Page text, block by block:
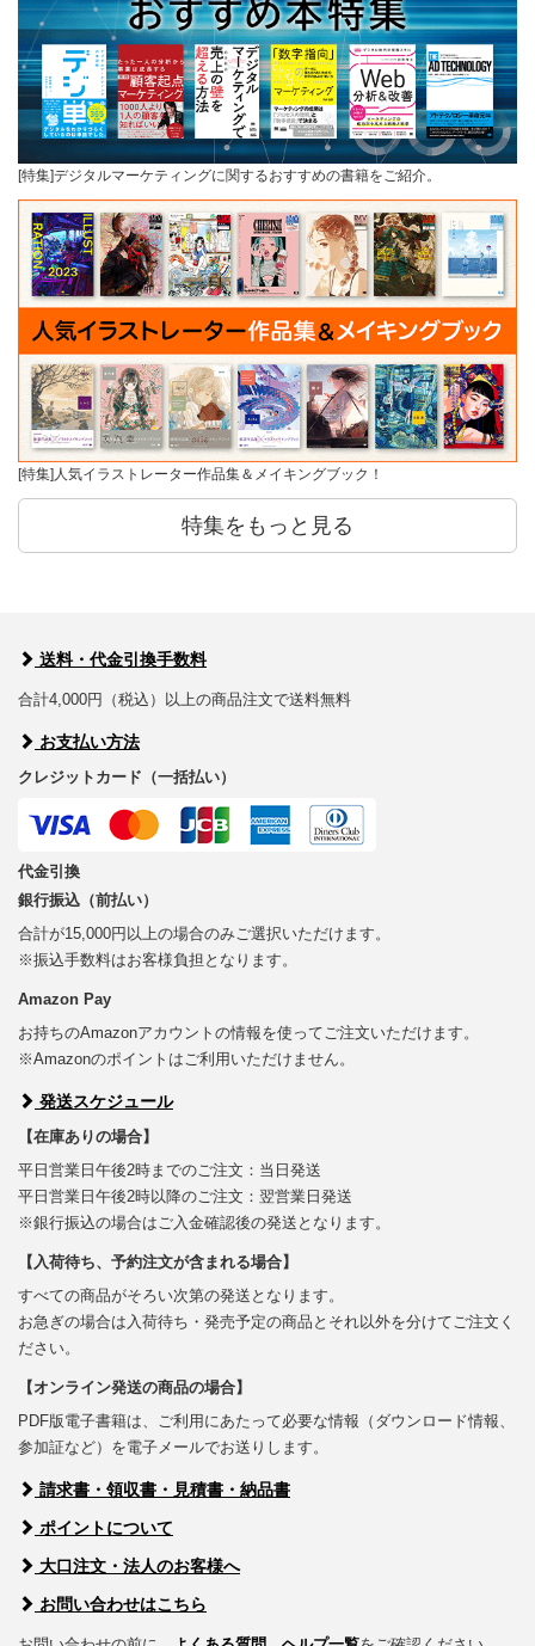
[特集]デジタルマーケティングに関するおすすめの書籍をご紹介。
[特集]人気イラストレーター作品集＆メイキングブック！
特集をもっと見る
送料・代金引換手数料
合計4,000円（税込）以上の商品注文で送料無料
お支払い方法
クレジットカード（一括払い）
代金引換
銀行振込（前払い）
合計が15,000円以上の場合のみご選択いただけます。
※振込手数料はお客様負担となります。
Amazon Pay
お持ちのAmazonアカウントの情報を使ってご注文いただけます。
※Amazonのポイントはご利用いただけません。
発送スケジュール
【在庫ありの場合】
平日営業日午後2時までのご注文：当日発送
平日営業日午後2時以降のご注文：翌営業日発送
※銀行振込の場合はご入金確認後の発送となります。
【入荷待ち、予約注文が含まれる場合】
すべての商品がそろい次第の発送となります。
お急ぎの場合は入荷待ち・発売予定の商品とそれ以外を分けてご注文く
ださい。
【オンライン発送の商品の場合】
PDF版電子書籍は、ご利用にあたって必要な情報（ダウンロード情報、
参加証など）を電子メールでお送りします。
請求書・領収書・見積書・納品書
ポイントについて
大口注文・法人のお客様へ
お問い合わせはこちら